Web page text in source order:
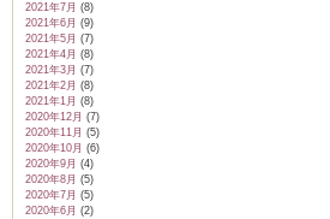
2021年7月 (8)
2021年6月 (9)
2021年5月 (7)
2021年4月 (8)
2021年3月 (7)
2021年2月 (8)
2021年1月 (8)
2020年12月 (7)
2020年11月 (5)
2020年10月 (6)
2020年9月 (4)
2020年8月 (5)
2020年7月 (5)
2020年6月 (2)